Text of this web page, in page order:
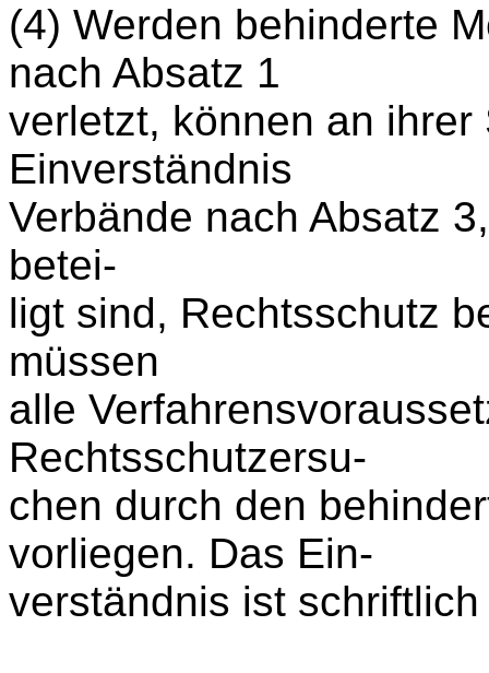
(4) Werden behinderte
nach Absatz 1
verletzt, können an
Einverständnis
Verbände nach Absatz
betei-
ligt sind, Rechtsschutz
müssen
alle
Rechtsschutzersu-
chen durch den
vorliegen. Das Ein-
verständnis ist